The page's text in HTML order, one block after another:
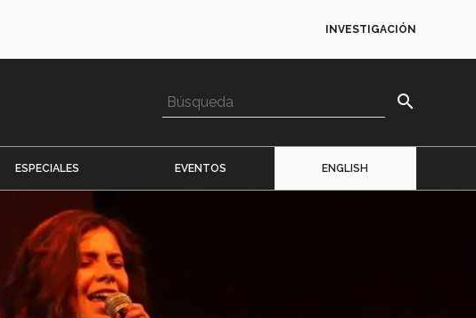
INVESTIGACIÓN
search
ESPECIALES EVENTOS ENGLISH